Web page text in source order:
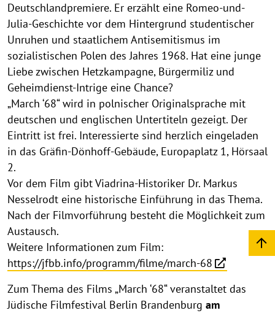
Deutschlandpremiere. Er erzählt eine Romeo-und-
Julia-Geschichte vor dem Hintergrund studentischer
Unruhen und staatlichem Antisemitismus im
sozialistischen Polen des Jahres 1968. Hat eine junge
Liebe zwischen Hetzkampagne, Bürgermiliz und
Geheimdienst-Intrige eine Chance?
„March ‘68“ wird in polnischer Originalsprache mit
deutschen und englischen Untertiteln gezeigt. Der
Eintritt ist frei. Interessierte sind herzlich eingeladen
in das Gräfin-Dönhoff-Gebäude, Europaplatz 1, Hörsaal
2.
Vor dem Film gibt Viadrina-Historiker Dr. Markus
Nesselrodt eine historische Einführung in das Thema.
Nach der Filmvorführung besteht die Möglichkeit zum
Austausch.
Weitere Informationen zum Film:
https://jfbb.info/programm/filme/march-68
Zum Thema des Films „March ‘68“ veranstaltet das
Jüdische Filmfestival Berlin Brandenburg am